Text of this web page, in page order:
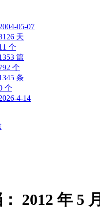
05-07
天
个
篇
个
条
个
4-14
2012 年 5 月